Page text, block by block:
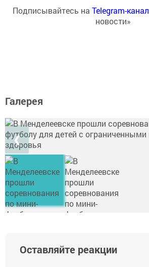
Подписывайтесь на Telegram-канал
новости»
Галерея
❮
Оставляйте реакции